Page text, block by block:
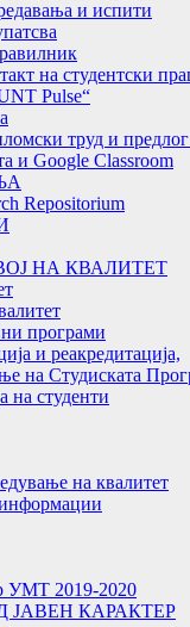
и испити
на студентски
Pulse“
труд и
и Google Classroom
Repositorium
НА КВАЛИТЕТ
програми
и реакредитација,
на Студиската
на студенти
на квалитет
информации
УМТ 2019-2020
КАРАКТЕР